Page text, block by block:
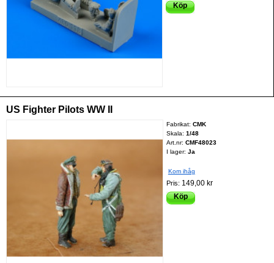
Köp
US Fighter Pilots WW II
Fabrikat: CMK
Skala: 1/48
Art.nr: CMF48023
I lager: Ja
Kom ihåg
Pris: 149,00 kr
Köp